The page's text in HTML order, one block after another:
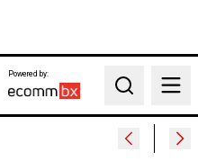
Powered by:
Search